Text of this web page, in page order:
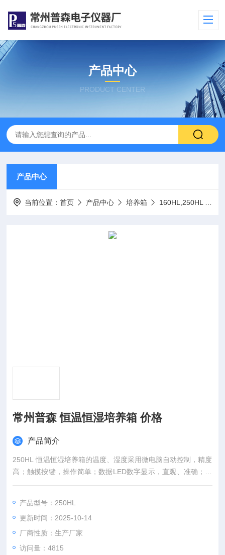
产品中心
PRODUCT CENTER
产品中心
当前位置：首页 产品中心 培养箱 160HL,250HL 恒温恒湿培养箱
常州普森 恒温恒湿培养箱 价格
产品简介
250HL 恒温恒湿培养箱的温度、湿度采用微电脑自动控制，精度
高；触摸按键，操作简单；数据LED数字显示，直观、准确；外
壳采用优质碳素钢板制造并喷塑，内胆为不锈钢结构，洁净度
产品型号：250HL
更新时间：2025-10-14
厂商性质：生产厂家
访问量：4815